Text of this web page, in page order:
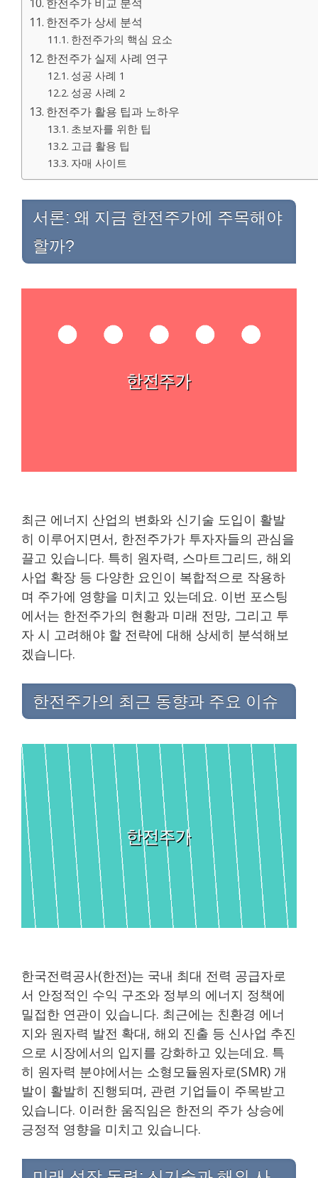
한전주가 상세 분석
한전주가의 핵심 요소
한전주가 실제 사례 연구
성공 사례 1
성공 사례 2
한전주가 활용 팁과 노하우
초보자를 위한 팁
고급 활용 팁
자매 사이트
서론: 왜 지금 한전주가에 주목해야
할까?
최근 에너지 산업의 변화와 신기술 도입이 활발
히 이루어지면서, 한전주가가 투자자들의 관심을
끌고 있습니다. 특히 원자력, 스마트그리드, 해외
사업 확장 등 다양한 요인이 복합적으로 작용하
며 주가에 영향을 미치고 있는데요. 이번 포스팅
에서는 한전주가의 현황과 미래 전망, 그리고 투
자 시 고려해야 할 전략에 대해 상세히 분석해보
겠습니다.
한전주가의 최근 동향과 주요 이슈
한국전력공사(한전)는 국내 최대 전력 공급자로
서 안정적인 수익 구조와 정부의 에너지 정책에
밀접한 연관이 있습니다. 최근에는 친환경 에너
지와 원자력 발전 확대, 해외 진출 등 신사업 추진
으로 시장에서의 입지를 강화하고 있는데요. 특
히 원자력 분야에서는 소형모듈원자로(SMR) 개
발이 활발히 진행되며, 관련 기업들이 주목받고
있습니다. 이러한 움직임은 한전의 주가 상승에
긍정적 영향을 미치고 있습니다.